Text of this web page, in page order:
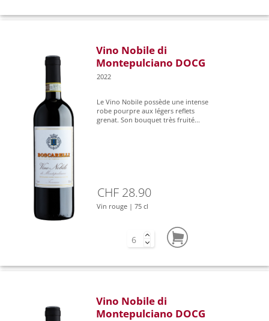
Vino Nobile di
Montepulciano DOCG
2022
Le Vino Nobile possède une intense
robe pourpre aux légers reflets
grenat. Son bouquet très fruité...
CHF 28.90
Vin rouge | 75 cl
Vino Nobile di
Montepulciano DOCG